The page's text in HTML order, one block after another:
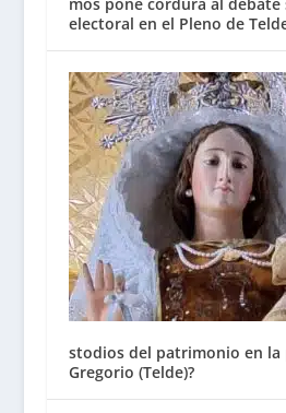
electoral en el Pleno de
stodios del patrimonio en la
Gregorio (Telde)?